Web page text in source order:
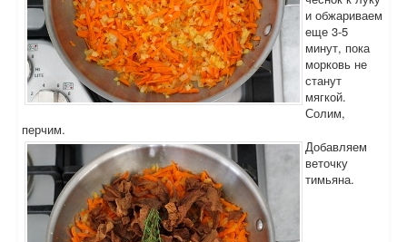
и обжариваем
еще 3-5
минут, пока
морковь не
станут
мягкой.
Солим,
перчим.
Добавляем
веточку
тимьяна.